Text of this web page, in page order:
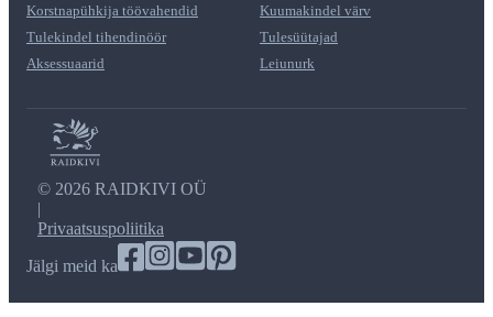
Korstnapühkija töövahendid
Kuumakindel värv
Tulekindel tihendinöör
Tulesüütajad
Aksessuaarid
Leiunurk
© 2026 RAIDKIVI OÜ
|
Privaatsuspoliitika
Jälgi meid ka